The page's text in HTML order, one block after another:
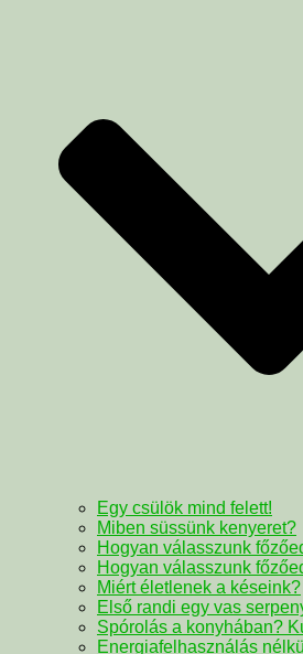
Egy csülök mind felett!
Miben süssünk kenyeret?
Hogyan válasszunk
Hogyan válasszunk
Miért életlenek a késeink?
Első randi egy vas
Spórolás a konyhában?
Energiafelhasználás